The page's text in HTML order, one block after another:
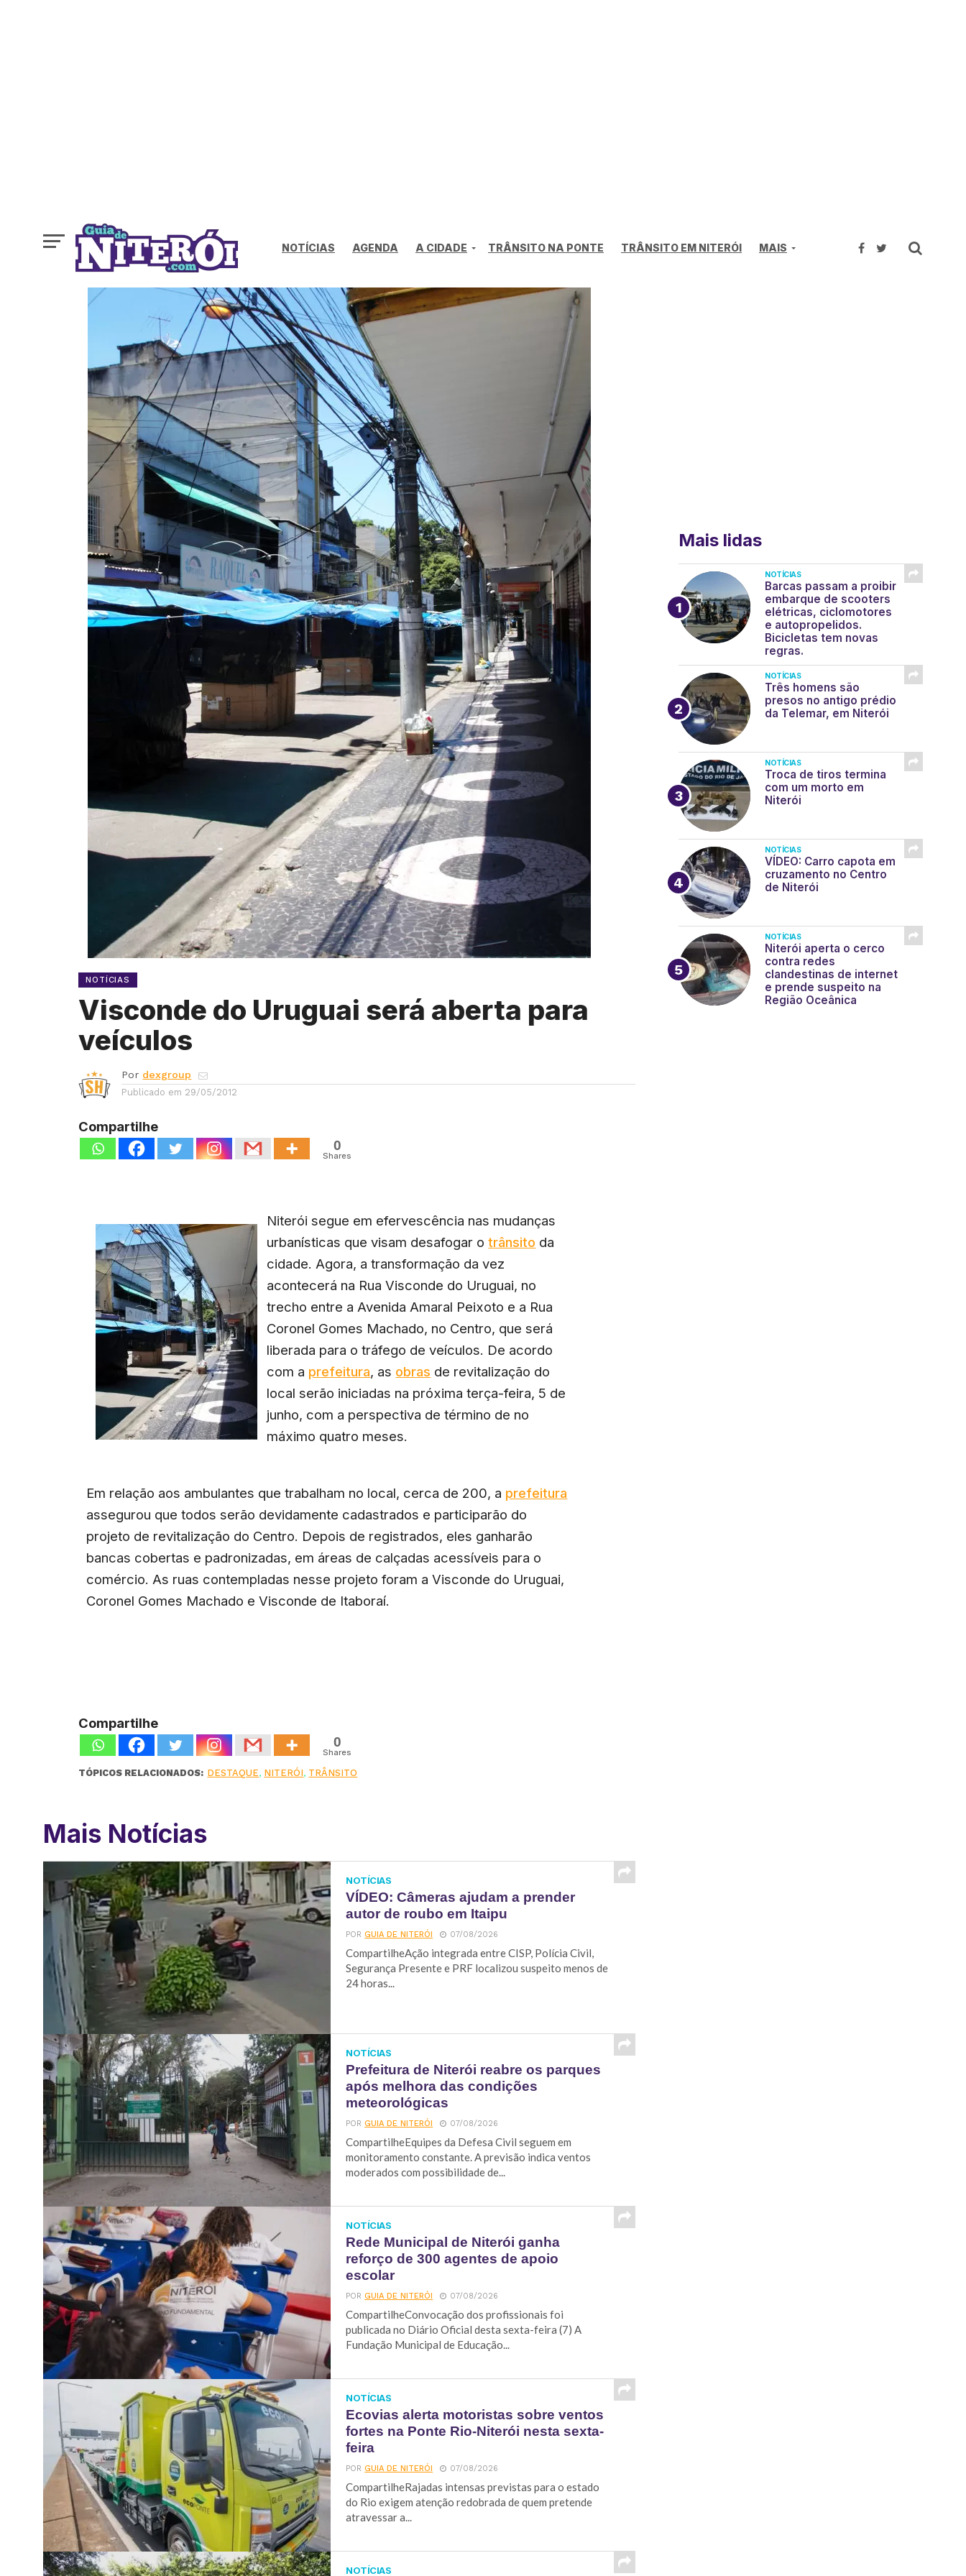
NOTÍCIAS AGENDA A CIDADE TRÂNSITO NA PONTE TRÂNSITO EM NITERÓI MAIS
NOTÍCIAS
Visconde do Uruguai será aberta para
veículos
Por dexgroup
Publicado em 29/05/2012
Compartilhe
0
Shares
Niterói segue em efervescência nas mudanças
urbanísticas que visam desafogar otrânsito da
cidade. Agora, a transformação da vez
acontecerá na Rua Visconde do Uruguai, no
trecho entre a Avenida Amaral Peixoto e a Rua
Coronel Gomes Machado, no Centro, que será
liberada para o tráfego de veículos. De acordo
com a prefeitura, as obras de revitalização do
local serão iniciadas na próxima terça-feira, 5 de
junho, com a perspectiva de término de no
máximo quatro meses.
Em relação aos ambulantes que trabalham no local, cerca de 200, a prefeitura
assegurou que todos serão devidamente cadastrados e participarão do
projeto de revitalização do Centro. Depois de registrados, eles ganharão
bancas cobertas e padronizadas, em áreas de calçadas acessíveis para o
comércio. As ruas contempladas nesse projeto foram a Visconde do Uruguai,
Coronel Gomes Machado e Visconde de Itaboraí.
Compartilhe
0
Shares
TÓPICOS RELACIONADOS: DESTAQUE, NITERÓI, TRÂNSITO
Mais Notícias
NOTÍCIAS
VÍDEO: Câmeras ajudam a prender
autor de roubo em Itaipu
PORGUIA DE NITERÓI 07/08/2026
CompartilheAção integrada entre CISP, Polícia Civil,
Segurança Presente e PRF localizou suspeito menos de
24 horas...
NOTÍCIAS
Prefeitura de Niterói reabre os parques
após melhora das condições
meteorológicas
PORGUIA DE NITERÓI 07/08/2026
CompartilheEquipes da Defesa Civil seguem em
monitoramento constante. A previsão indica ventos
moderados com possibilidade de...
NOTÍCIAS
Rede Municipal de Niterói ganha
reforço de 300 agentes de apoio
escolar
PORGUIA DE NITERÓI 07/08/2026
CompartilheConvocação dos profissionais foi
publicada no Diário Oficial desta sexta-feira (7) A
Fundação Municipal de Educação...
NOTÍCIAS
Ecovias alerta motoristas sobre ventos
fortes na Ponte Rio-Niterói nesta sexta-
feira
PORGUIA DE NITERÓI 07/08/2026
CompartilheRajadas intensas previstas para o estado
do Rio exigem atenção redobrada de quem pretende
atravessar a...
NOTÍCIAS
Mais lidas
NOTÍCIAS
Barcas passam a proibir
embarque de scooters
elétricas, ciclomotores
e autopropelidos.
Bicicletas tem novas
regras.
NOTÍCIAS
Três homens são
presos no antigo prédio
da Telemar, em Niterói
NOTÍCIAS
Troca de tiros termina
com um morto em
Niterói
NOTÍCIAS
VÍDEO: Carro capota em
cruzamento no Centro
de Niterói
NOTÍCIAS
Niterói aperta o cerco
contra redes
clandestinas de internet
e prende suspeito na
Região Oceânica